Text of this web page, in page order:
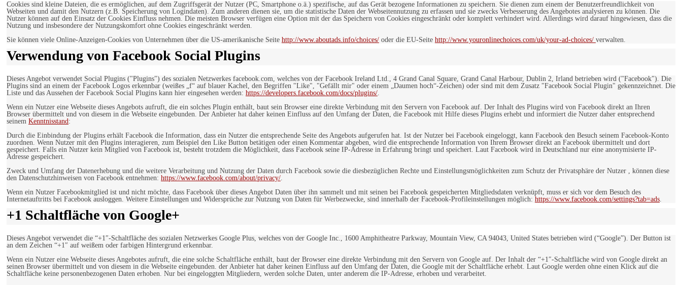
Cookies sind kleine Dateien, die es ermöglichen, auf dem Zugriffsgerät der Nutzer (PC, Smartphone o.ä.) spezifische, auf das Gerät bezogene Informationen zu speichern. Sie dienen zum einem der Benutzerfreundlichkeit von
Webseiten und damit den Nutzern (z.B. Speicherung von Logindaten). Zum anderen dienen sie, um die statistische Daten der Webseitennutzung zu erfassen und sie zwecks Verbesserung des Angebotes analysieren zu können. Die
Nutzer können auf den Einsatz der Cookies Einfluss nehmen. Die meisten Browser verfügen eine Option mit der das Speichern von Cookies eingeschränkt oder komplett verhindert wird. Allerdings wird darauf hingewiesen, dass die
Nutzung und insbesondere der Nutzungskomfort ohne Cookies eingeschränkt werden.
Sie können viele Online-Anzeigen-Cookies von Unternehmen über die US-amerikanische Seite http://www.aboutads.info/choices/ oder die EU-Seite http://www.youronlinechoices.com/uk/your-ad-choices/ verwalten.
Verwendung von Facebook Social Plugins
Dieses Angebot verwendet Social Plugins ("Plugins") des sozialen Netzwerkes facebook.com, welches von der Facebook Ireland Ltd., 4 Grand Canal Square, Grand Canal Harbour, Dublin 2, Irland betrieben wird ("Facebook"). Die
Plugins sind an einem der Facebook Logos erkennbar (weißes „f“ auf blauer Kachel, den Begriffen "Like", "Gefällt mir" oder einem „Daumen hoch“-Zeichen) oder sind mit dem Zusatz "Facebook Social Plugin" gekennzeichnet. Die
Liste und das Aussehen der Facebook Social Plugins kann hier eingesehen werden: https://developers.facebook.com/docs/plugins/.
Wenn ein Nutzer eine Webseite dieses Angebots aufruft, die ein solches Plugin enthält, baut sein Browser eine direkte Verbindung mit den Servern von Facebook auf. Der Inhalt des Plugins wird von Facebook direkt an Ihren
Browser übermittelt und von diesem in die Webseite eingebunden. Der Anbieter hat daher keinen Einfluss auf den Umfang der Daten, die Facebook mit Hilfe dieses Plugins erhebt und informiert die Nutzer daher entsprechend
seinem Kenntnisstand:
Durch die Einbindung der Plugins erhält Facebook die Information, dass ein Nutzer die entsprechende Seite des Angebots aufgerufen hat. Ist der Nutzer bei Facebook eingeloggt, kann Facebook den Besuch seinem Facebook-Konto
zuordnen. Wenn Nutzer mit den Plugins interagieren, zum Beispiel den Like Button betätigen oder einen Kommentar abgeben, wird die entsprechende Information von Ihrem Browser direkt an Facebook übermittelt und dort
gespeichert. Falls ein Nutzer kein Mitglied von Facebook ist, besteht trotzdem die Möglichkeit, dass Facebook seine IP-Adresse in Erfahrung bringt und speichert. Laut Facebook wird in Deutschland nur eine anonymisierte IP-
Adresse gespeichert.
Zweck und Umfang der Datenerhebung und die weitere Verarbeitung und Nutzung der Daten durch Facebook sowie die diesbezüglichen Rechte und Einstellungsmöglichkeiten zum Schutz der Privatsphäre der Nutzer , können diese
den Datenschutzhinweisen von Facebook entnehmen: https://www.facebook.com/about/privacy/.
Wenn ein Nutzer Facebookmitglied ist und nicht möchte, dass Facebook über dieses Angebot Daten über ihn sammelt und mit seinen bei Facebook gespeicherten Mitgliedsdaten verknüpft, muss er sich vor dem Besuch des
Internetauftritts bei Facebook ausloggen. Weitere Einstellungen und Widersprüche zur Nutzung von Daten für Werbezwecke, sind innerhalb der Facebook-Profileinstellungen möglich: https://www.facebook.com/settings?tab=ads.
+1 Schaltfläche von Google+
Dieses Angebot verwendet die “+1″-Schaltfläche des sozialen Netzwerkes Google Plus, welches von der Google Inc., 1600 Amphitheatre Parkway, Mountain View, CA 94043, United States betrieben wird (“Google”). Der Button ist
an dem Zeichen “+1″ auf weißem oder farbigen Hintergrund erkennbar.
Wenn ein Nutzer eine Webseite dieses Angebotes aufruft, die eine solche Schaltfläche enthält, baut der Browser eine direkte Verbindung mit den Servern von Google auf. Der Inhalt der “+1″-Schaltfläche wird von Google direkt an
seinen Browser übermittelt und von diesem in die Webseite eingebunden. der Anbieter hat daher keinen Einfluss auf den Umfang der Daten, die Google mit der Schaltfläche erhebt. Laut Google werden ohne einen Klick auf die
Schaltfläche keine personenbezogenen Daten erhoben. Nur bei eingeloggten Mitgliedern, werden solche Daten, unter anderem die IP-Adresse, erhoben und verarbeitet.